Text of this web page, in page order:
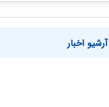
آرشیو اخبار